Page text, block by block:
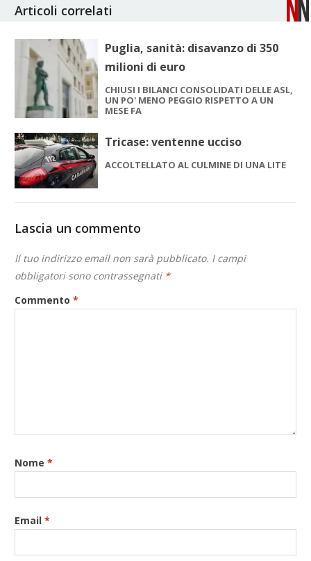
Articoli correlati
Puglia, sanità: disavanzo di 350
milioni di euro
CHIUSI I BILANCI CONSOLIDATI DELLE ASL,
UN PO' MENO PEGGIO RISPETTO A UN
MESE FA
Tricase: ventenne ucciso
ACCOLTELLATO AL CULMINE DI UNA LITE
Lascia un commento
Il tuo indirizzo email non sarà pubblicato. I campi
obbligatori sono contrassegnati *
Commento*
Nome*
Email*